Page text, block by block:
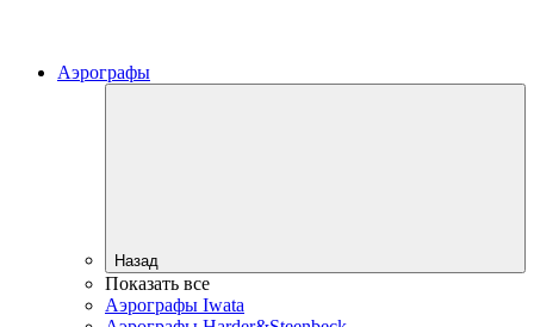
Аэрографы
Назад
Показать все
Аэрографы Iwata